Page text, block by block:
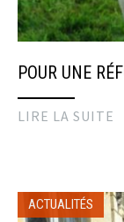
POUR UNE
LIRE LA SUITE
ACTUALITÉS